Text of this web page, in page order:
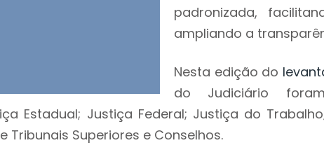
padronizada,
ampliando a
Nesta edição do
do Judiciário
Estadual; Justiça Federal; Justiça do
Tribunais Superiores e Conselhos.